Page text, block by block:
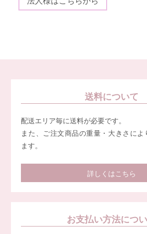
送料について
配送エリア毎に送料が必要です。
また、ご注文商品の重量・大きさによ
ます。
詳しくはこちら
お支払い方法につ